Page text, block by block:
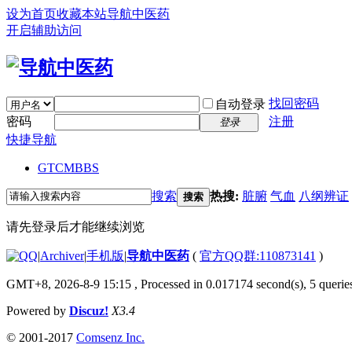
设为首页收藏本站导航中医药
开启辅助访问
自动登录 找回密码
密码
登录
注册
快捷导航
GTCMBBS
搜索 搜索 热搜: 脏腑 气血 八纲辨证
请先登录后才能继续浏览
|Archiver|手机版|导航中医药 ( 官方QQ群:110873141 )
GMT+8, 2026-8-9 15:15 , Processed in 0.017174 second(s), 5
Powered by Discuz! X3.4
© 2001-2017 Comsenz Inc.